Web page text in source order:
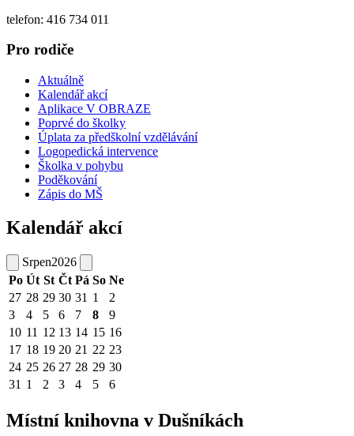
telefon: 416 734 011
Pro rodiče
Aktuálně
Kalendář akcí
Aplikace V OBRAZE
Poprvé do školky
Úplata za předškolní vzdělávání
Logopedická intervence
Školka v pohybu
Poděkování
Zápis do MŠ
Kalendář akcí
Srpen2026
Po Út St Čt Pá So Ne
27 28 29 30 31 1
2
3
4 5 6 7 8
9
10 11 12 13 14 15 16
17 18 19 20 21 22 23
24 25 26 27 28 29 30
31 1 2 3 4 5 6
Místní knihovna v Dušníkách